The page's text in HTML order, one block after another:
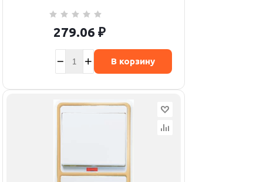
279.06 ₽
В корзину